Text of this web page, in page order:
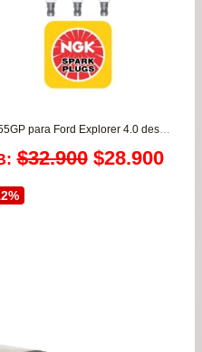
Juego de bujías NGK PLATINO TR55GP para Ford Explorer 4.0 desde 1991 a 2005 – Ranger 3.0 V6 – Ranger 4.0 1993 a 2000
$32.900 El
$28.900El